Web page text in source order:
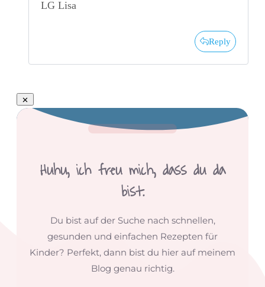
LG Lisa
Reply
Huhu,ich freu mich, dass du da
bist.
Du bist auf der Suche nach schnellen,
gesunden und einfachen Rezepten für
Kinder? Perfekt, dann bist du hier auf meinem
Blog genau richtig.